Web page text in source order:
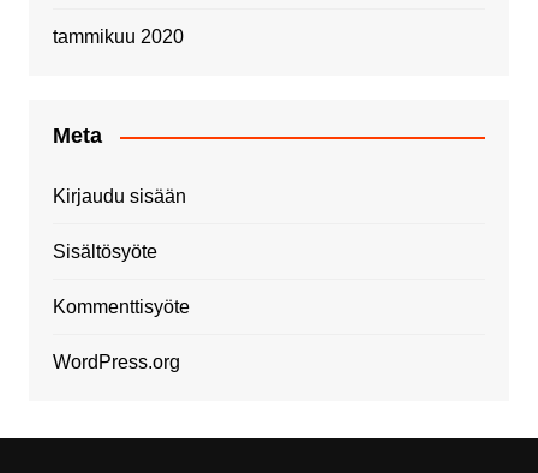
tammikuu 2020
Meta
Kirjaudu sisään
Sisältösyöte
Kommenttisyöte
WordPress.org